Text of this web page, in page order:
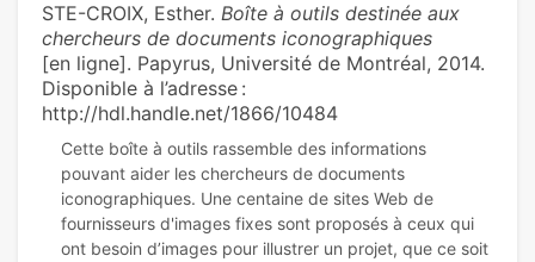
STE-CROIX, Esther. Boîte à outils destinée aux
chercheurs de documents iconographiques
[en ligne]. Papyrus, Université de Montréal, 2014.
Disponible à l’adresse :
http://hdl.handle.net/1866/10484
Cette boîte à outils rassemble des informations
pouvant aider les chercheurs de documents
iconographiques. Une centaine de sites Web de
fournisseurs d'images fixes sont proposés à ceux qui
ont besoin d’images pour illustrer un projet, que ce soit